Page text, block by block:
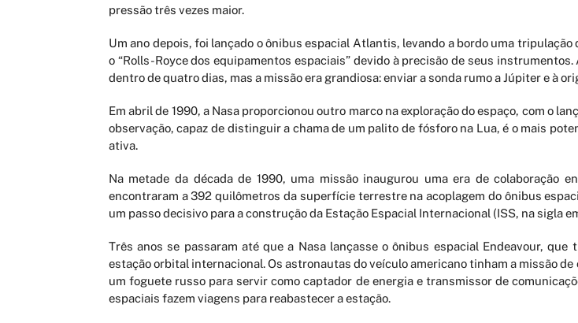
pressão três vezes maior.
Um ano depois, foi lançado o ônibus espacial Atlantis, levando a bordo uma
o “Rolls-Royce dos equipamentos espaciais” devido à precisão de seus
dentro de quatro dias, mas a missão era grandiosa: enviar a sonda rumo a Júpiter e à
Em abril de 1990, a Nasa proporcionou outro marco na exploração do espaço, com o
observação, capaz de distinguir a chama de um palito de fósforo na Lua, é o mais
ativa.
Na metade da década de 1990, uma missão inaugurou uma era de colaboração
encontraram a 392 quilômetros da superfície terrestre na acoplagem do ônibus
um passo decisivo para a construção da Estação Espacial Internacional (ISS, na sigla
Três anos se passaram até que a Nasa lançasse o ônibus espacial Endeavour,
estação orbital internacional. Os astronautas do veículo americano tinham a missão
um foguete russo para servir como captador de energia e transmissor de
espaciais fazem viagens para reabastecer a estação.